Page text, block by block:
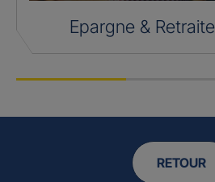
Epargne & Retraite
RETOUR